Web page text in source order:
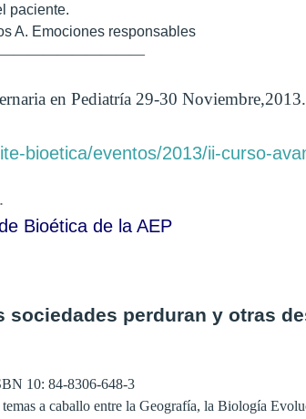
paciente.
A. Emociones responsables
en Pediatría 29-30
bioetica/eventos/2013/ii-curso-
Bioética de la AEP
sociedades perduran y otras
10: 84-8306-648-3
a caballo entrela Geografía,la Biología